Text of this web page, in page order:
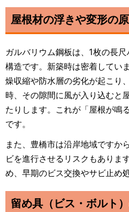
屋根材の浮きや変形の
ガルバリウム鋼板は、1枚の長
構造です。新築時は密着してい
燥収縮や防水層の劣化が起こり
時、その隙間に風が入り込むと
たりします。これが「屋根が鳴
です。
また、豊橋市は沿岸地域ですか
ビを進行させるリスクもありま
め、早期のビス交換やサビ止め
留め具（ビス・ボルト